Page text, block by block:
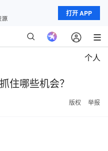
打开 APP
个人
住哪些机会？
版权 举报